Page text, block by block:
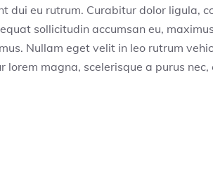
dui eu rutrum. Curabitur dolor ligula,
sollicitudin accumsan eu,
Nullam eget velit in leo rutrum
lorem magna, scelerisque a purus